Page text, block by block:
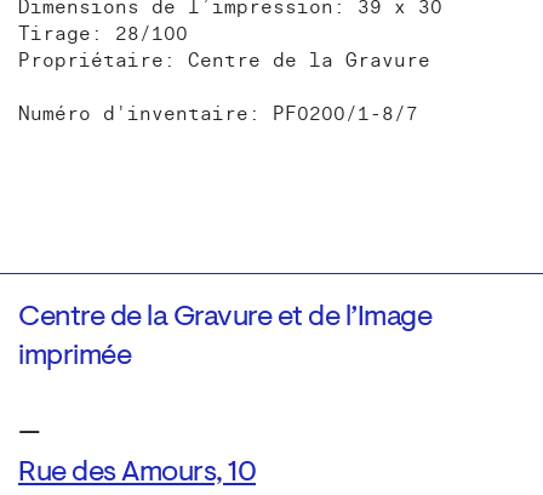
Dimensions de l’impression: 39 x 30
Tirage: 28/100
Propriétaire: Centre de la Gravure
Numéro d'inventaire: PF0200/1-8/7
Centre de la Gravure et de l’Image
imprimée
—
Rue des Amours, 10